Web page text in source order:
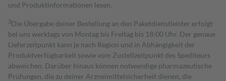
und Produktinformationen lesen.
3Die Übergabe deiner Bestellung an den Paketdienstleister erfolgt
bei uns werktags von Montag bis Freitag bis 18:00 Uhr. Der genaue
Lieferzeitpunkt kann je nach Region und in Abhängigkeit der
Produktverfügbarkeit sowie vom Zustellzeitpunkt des Spediteurs
abweichen. Darüber hinaus können notwendige pharmazeutische
Prüfungen, die zu deiner Arzneimittelsicherheit dienen, die